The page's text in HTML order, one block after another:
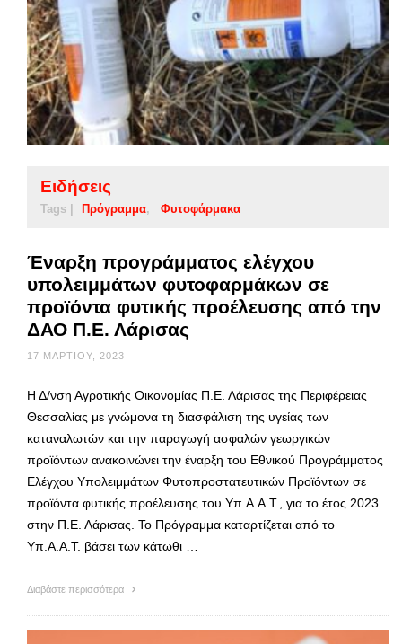
Ειδήσεις
Tags | Πρόγραμμα Φυτοφάρμακα
Έναρξη προγράμματος ελέγχου
υπολειμμάτων φυτοφαρμάκων σε
προϊόντα φυτικής προέλευσης από την
ΔΑΟ Π.Ε. Λάρισας
17 ΜΑΡΤΊΟΥ, 2023
Η Δ/νση Αγροτικής Οικονομίας Π.Ε. Λάρισας της Περιφέρειας
Θεσσαλίας με γνώμονα τη διασφάλιση της υγείας των
καταναλωτών και την παραγωγή ασφαλών γεωργικών
προϊόντων ανακοινώνει την έναρξη του Εθνικού Προγράμματος
Ελέγχου Υπολειμμάτων Φυτοπροστατευτικών Προϊόντων σε
προϊόντα φυτικής προέλευσης του Υπ.Α.Α.Τ., για το έτος 2023
στην Π.Ε. Λάρισας. Το Πρόγραμμα καταρτίζεται από το
Υπ.Α.Α.Τ. βάσει των κάτωθι …
Διαβάστε περισσότερα